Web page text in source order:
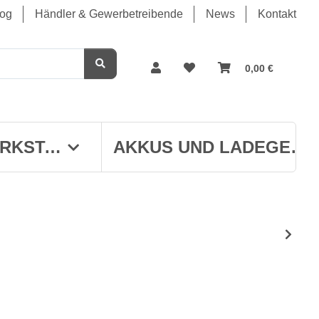
Händler & Gewerbetreibende News Kontakt
0,00 €
WERKSTATT AKKUS UND LADEGERÄTE